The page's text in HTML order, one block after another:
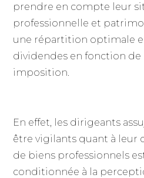
prendre en compte leur
professionnelle et
une répartition optimale
dividendes en fonction
imposition.
En effet, les dirigeants
être vigilants quant à leur
de biens professionnels
conditionnée à la